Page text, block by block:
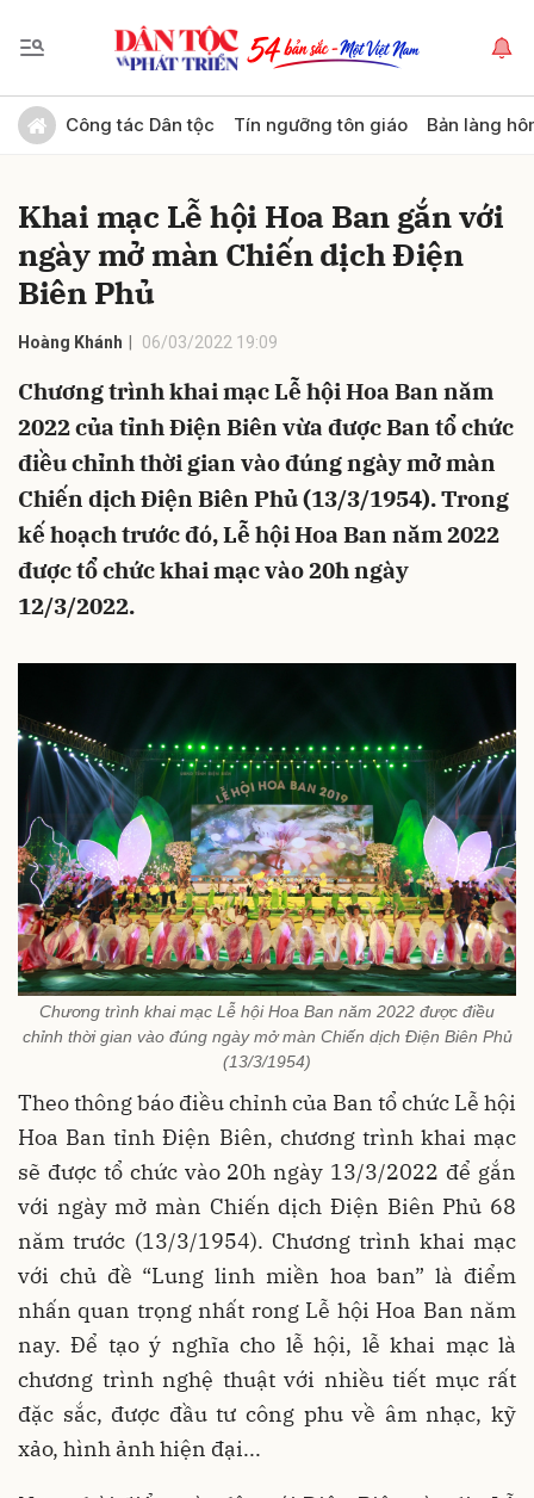
Công tác Dân tộc Tín ngưỡng tôn giáo Bản làng
Khai mạc Lễ hội Hoa Ban gắn với
ngày mở màn Chiến dịch Điện
Biên Phủ
Hoàng Khánh 06/03/2022 19:09
Chương trình khai mạc Lễ hội Hoa Ban năm
2022 của tỉnh Điện Biên vừa được Ban tổ chức
điều chỉnh thời gian vào đúng ngày mở màn
Chiến dịch Điện Biên Phủ (13/3/1954). Trong
kế hoạch trước đó, Lễ hội Hoa Ban năm 2022
được tổ chức khai mạc vào 20h ngày
12/3/2022.
Chương trình khai mạc Lễ hội Hoa Ban năm 2022 được điều
chỉnh thời gian vào đúng ngày mở màn Chiến dịch Điện Biên Phủ
(13/3/1954)
Theo thông báo điều chỉnh của Ban tổ chức Lễ hội
Hoa Ban tỉnh Điện Biên, chương trình khai mạc
sẽ được tổ chức vào 20h ngày 13/3/2022 để gắn
với ngày mở màn Chiến dịch Điện Biên Phủ 68
năm trước (13/3/1954). Chương trình khai mạc
với chủ đề “Lung linh miền hoa ban” là điểm
nhấn quan trọng nhất rong Lễ hội Hoa Ban năm
nay. Để tạo ý nghĩa cho lễ hội, lễ khai mạc là
chương trình nghệ thuật với nhiều tiết mục rất
đặc sắc, được đầu tư công phu về âm nhạc, kỹ
xảo, hình ảnh hiện đại...
Gửi bình luận